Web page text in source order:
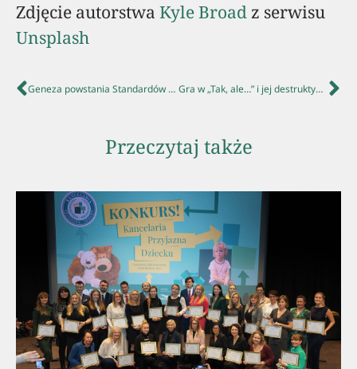
Zdjęcie autorstwa Kyle Broadz serwisu
Unsplash
Geneza powstania Standardów Pomocy Dziecku Gra w „Tak, ale…” i jej destruktywne skutki
Przeczytaj także